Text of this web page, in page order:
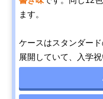
ます。
ケースはスタンダー
展開していて、入学